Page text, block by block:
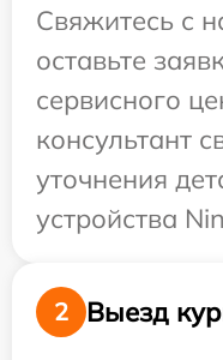
Свяжитесь с
оставьте
сервисного
консультант
уточнения
устройства
2
Выезд